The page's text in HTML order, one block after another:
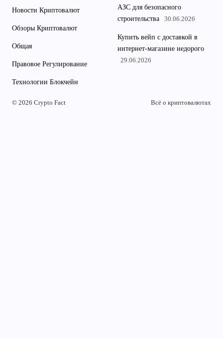
Новости Криптовалют
Обзоры Криптовалют
Общая
Правовое Регулирование
Технологии Блокчейн
АЗС для безопасного
строительства
30.06.2026
Купить вейп с доставкой в
интернет-магазине недорого
29.06.2026
© 2026 Crypto Fact Всё о криптовалютах